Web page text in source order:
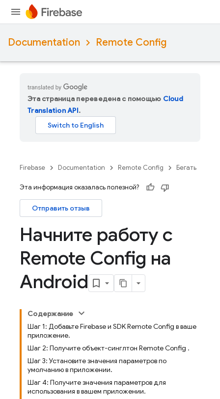
Documentation Remote Config
Эта страница переведена с помощью Cloud
Translation API.
Firebase Documentation Remote Config Бегать
Эта информация оказалась полезной?
Отправить отзыв
Начните работу с
Remote Config на
Android
Содержание
Шаг 1: Добавьте Firebase и SDK Remote Config в ваше
приложение.
Шаг 2: Получите объект-синглтон Remote Config .
Шаг 3: Установите значения параметров по
умолчанию в приложении.
Шаг 4: Получите значения параметров для
использования в вашем приложении.